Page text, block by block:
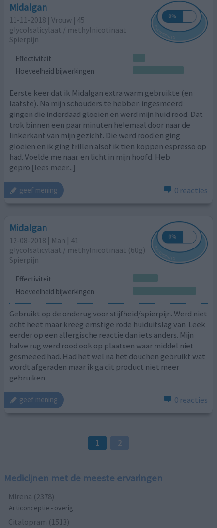
Midalgan
11-11-2018 | Vrouw | 45
glycolsalicylaat / methylnicotinaat
Spierpijn
Effectiviteit
Hoeveelheid bijwerkingen
Eerste keer dat ik Midalgan extra warm gebruikte (en
laatste). Na mijn schouders te hebben ingesmeerd
gingen die inderdaad gloeien en werd mijn huid rood. Dat
trok binnen een paar minuten helemaal door naar de
linkerkant van mijn gezicht. Die werd rood en ging
gloeien en ik ging trillen alsof ik tien koppen espresso op
had. Voelde me naar. en licht in mijn hoofd. Heb
gepro [lees meer...]
geef mening 0 reacties
Midalgan
12-08-2018 | Man | 41
glycolsalicylaat / methylnicotinaat (60g)
Spierpijn
Effectiviteit
Hoeveelheid bijwerkingen
Gebruikt op de onderug voor stijfheid/spierpijn. Werd niet
echt heet maar kreeg ernstige rode huiduitslag van. Leek
eerder op een allergische reactie dan iets anders. Mijn
halve rug werd rood ook op plaatsen waar middel niet
gesmeeed had. Had het wel na het douchen gebruikt wat
wordt afgeraden maar ik ga dit product niet meer
gebruiken.
geef mening 0 reacties
1 2
Medicijnen met de meeste ervaringen
Mirena (2378)
Anticonceptie - overig
Citalopram (1513)